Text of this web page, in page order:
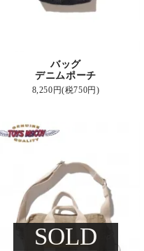
バッグ
デニムポーチ
8,250円(税750円)
SOLD